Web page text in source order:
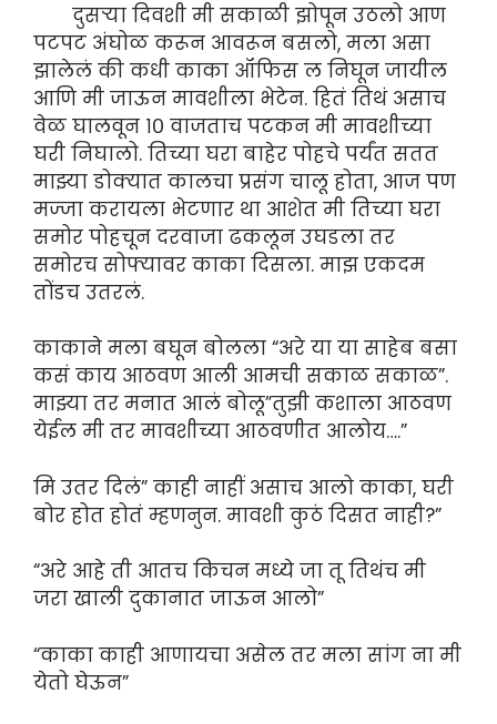
दुसऱ्या दिवशी मी सकाळी झोपून उठलो आण
पटपट अंघोळ करून आवरून बसलो, मला असा
झालेलं की कधी काका ऑफिस ल निघून जायील
आणि मी जाऊन मावशीला भेटेन. हितं तिथं असाच
वेळ घालवून १० वाजताच पटकन मी मावशीच्या
घरी निघालो. तिच्या घरा बाहेर पोहचे पर्यंत सतत
माझ्या डोक्यात कालचा प्रसंग चालू होता, आज पण
मज्जा करायला भेटणार था आशेत मी तिच्या घरा
समोर पोहचून दरवाजा ढकलून उघडला तर
समोरच सोफ्यावर काका दिसला. माझ एकदम
तोंडच उतरलं.
काकाने मला बघून बोलला “अरे या या साहेब बसा
कसं काय आठवण आली आमची सकाळ सकाळ”.
माझ्या तर मनात आलं बोलू”तुझी कशाला आठवण
येईल मी तर मावशीच्या आठवणीत आलोय….”
मि उतर दिलं” काही नाहीं असाच आलो काका, घरी
बोर होत होतं म्हणनुन. मावशी कुठं दिसत नाही?”
“अरे आहे ती आतच किचन मध्ये जा तू तिथंच मी
जरा खाली दुकानात जाऊन आलो”
“काका काही आणायचा असेल तर मला सांग ना मी
येतो घेऊन”